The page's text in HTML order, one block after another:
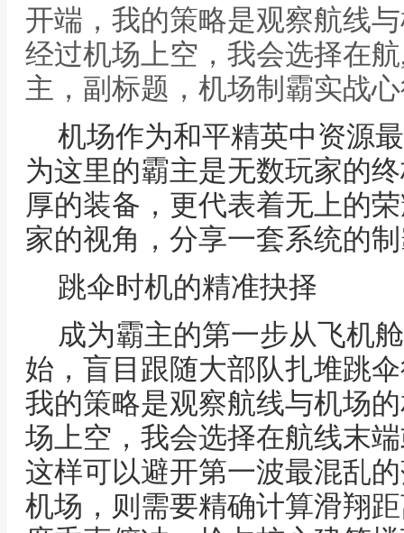
开端，我的策略是观察航线
经过机场上空，我会选择在
主，副标题，机场制霸实战
机场作为和平精英中资源
为这里的霸主是无数玩家的
厚的装备，更代表着无上的
家的视角，分享一套系统的
跳伞时机的精准抉择
成为霸主的第一步从飞机
始，盲目跟随大部队扎堆跳
我的策略是观察航线与机场
场上空，我会选择在航线末
这样可以避开第一波最混乱
机场，则需要精确计算滑翔